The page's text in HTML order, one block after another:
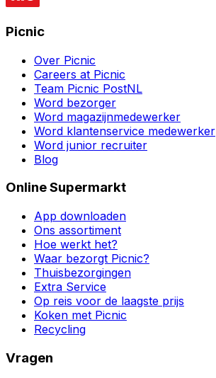
Picnic
Over Picnic
Careers at Picnic
Team Picnic PostNL
Word bezorger
Word magazijnmedewerker
Word klantenservice medewerker
Word junior recruiter
Blog
Online Supermarkt
App downloaden
Ons assortiment
Hoe werkt het?
Waar bezorgt Picnic?
Thuisbezorgingen
Extra Service
Op reis voor de laagste prijs
Koken met Picnic
Recycling
Vragen